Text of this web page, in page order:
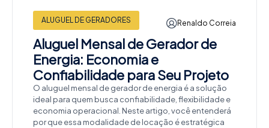
ALUGUEL DE GERADORES Renaldo Correia
Aluguel Mensal de Gerador de
Energia: Economia e
Confiabilidade para Seu Projeto
O aluguel mensal de gerador de energia é a solução
ideal para quem busca confiabilidade, flexibilidade e
economia operacional. Neste artigo, você entenderá
por que essa modalidade de locação é estratégica